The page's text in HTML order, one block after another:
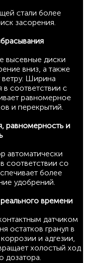
стали более
засорения.
высевные диски
вниз, а также
ветру. Ширина
в соответствии с
равномерное
и перекрытий.
равномерность и
автоматически
соответствии со
более
удобрений.
времени
датчиком
остатков гранул в
и адгезии,
холостый ход
дозатора.